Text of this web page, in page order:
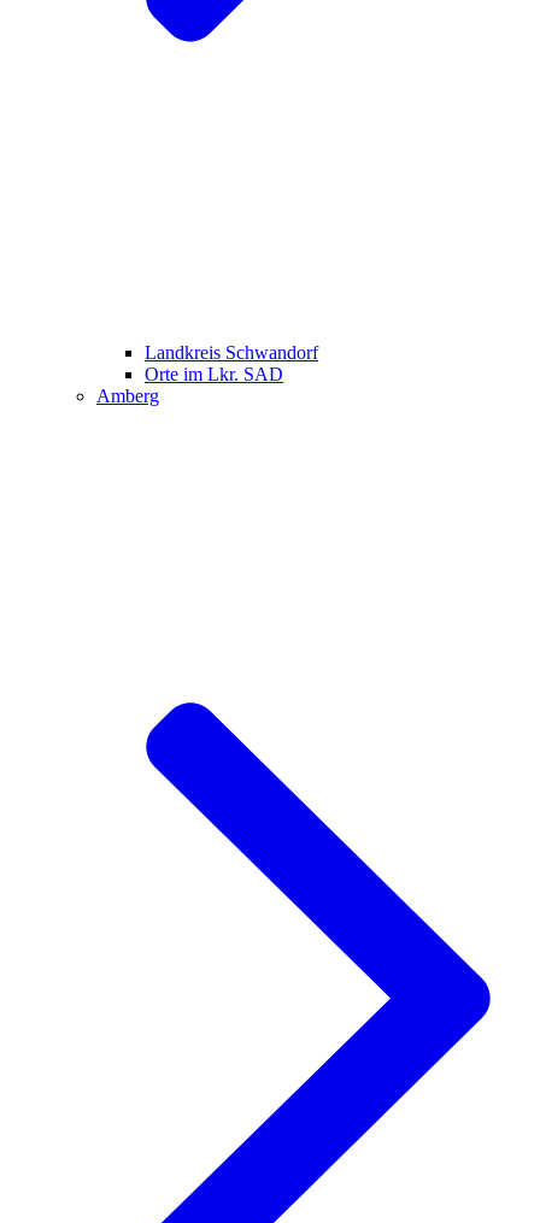
Landkreis Schwandorf
Orte im Lkr. SAD
Amberg